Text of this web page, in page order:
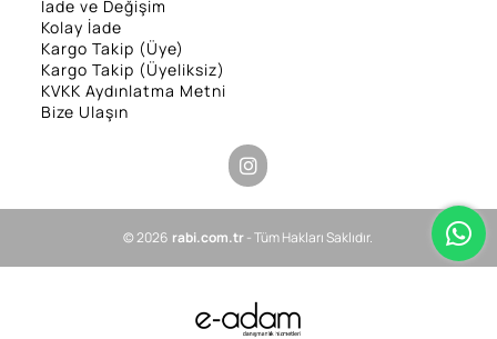
İade ve Değişim
Kolay İade
Kargo Takip (Üye)
Kargo Takip (Üyeliksiz)
KVKK Aydınlatma Metni
Bize Ulaşın
© 2026 rabi.com.tr- Tüm Hakları Saklıdır.